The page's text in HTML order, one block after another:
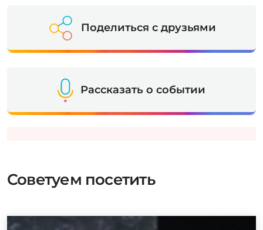
Поделиться с друзьями
Рассказать о событии
Советуем посетить